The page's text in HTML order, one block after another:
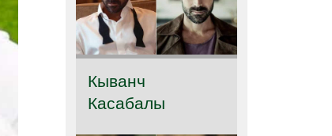
Кыванч
Касабалы